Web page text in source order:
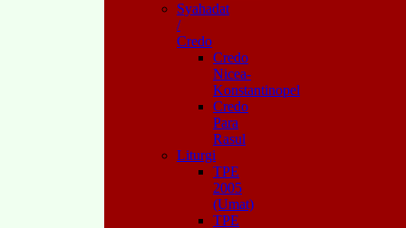
Syahadat
/
Credo
Credo
Nicea-
Konstantinopel
Credo
Para
Rasul
Liturgi
TPE
2005
(Umat)
TPE